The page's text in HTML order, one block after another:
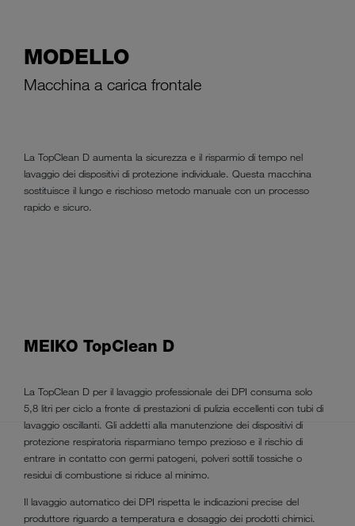
MODELLO
Macchina a carica frontale
La TopClean D aumenta la sicurezza e il risparmio di tempo nel
lavaggio dei dispositivi di protezione individuale. Questa macchina
sostituisce il lungo e rischioso metodo manuale con un processo
rapido e sicuro.
MEIKO TopClean D
La TopClean D per il lavaggio professionale dei DPI consuma solo
5,8 litri per ciclo a fronte di prestazioni di pulizia eccellenti con tubi di
lavaggio oscillanti. Gli addetti alla manutenzione dei dispositivi di
protezione respiratoria risparmiano tempo prezioso e il rischio di
entrare in contatto con germi patogeni, polveri sottili tossiche o
residui di combustione si riduce al minimo.
Il lavaggio automatico dei DPI rispetta le indicazioni precise del
produttore riguardo a temperatura e dosaggio dei prodotti chimici.